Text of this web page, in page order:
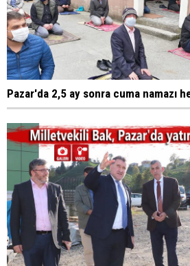
Pazar'da 2,5 ay sonra cuma namazı